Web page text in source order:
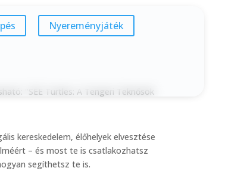
Nyereményjáték
kereskedelem, élőhelyek elvesztése
– és most te is csatlakozhatsz
segíthetsz te is.